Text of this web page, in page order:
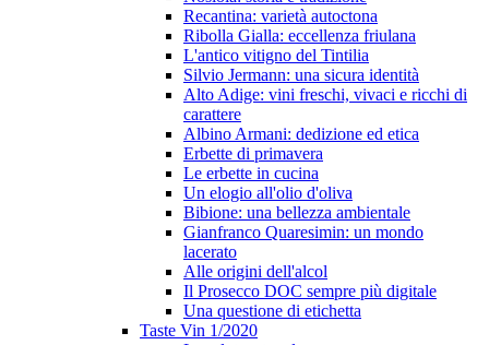
Recantina: varietà autoctona
Ribolla Gialla: eccellenza friulana
L'antico vitigno del Tintilia
Silvio Jermann: una sicura identità
Alto Adige: vini freschi, vivaci e ricchi di
carattere
Albino Armani: dedizione ed etica
Erbette di primavera
Le erbette in cucina
Un elogio all'olio d'oliva
Bibione: una bellezza ambientale
Gianfranco Quaresimin: un mondo
lacerato
Alle origini dell'alcol
Il Prosecco DOC sempre più digitale
Una questione di etichetta
Taste Vin 1/2020